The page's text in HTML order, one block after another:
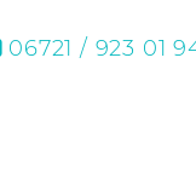
06721 / 923 01